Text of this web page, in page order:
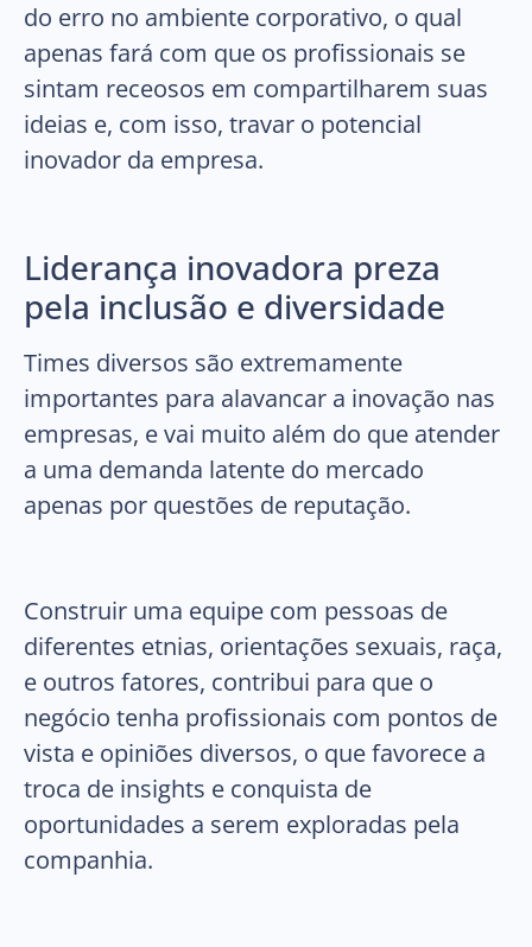
do erro no ambiente corporativo, o qual
apenas fará com que os profissionais se
sintam receosos em compartilharem suas
ideias e, com isso, travar o potencial
inovador da empresa.
Liderança inovadora preza
pela inclusão e diversidade
Times diversos são extremamente
importantes para alavancar a inovação nas
empresas, e vai muito além do que atender
a uma demanda latente do mercado
apenas por questões de reputação.
Construir uma equipe com pessoas de
diferentes etnias, orientações sexuais, raça,
e outros fatores, contribui para que o
negócio tenha profissionais com pontos de
vista e opiniões diversos, o que favorece a
troca de insights e conquista de
oportunidades a serem exploradas pela
companhia.